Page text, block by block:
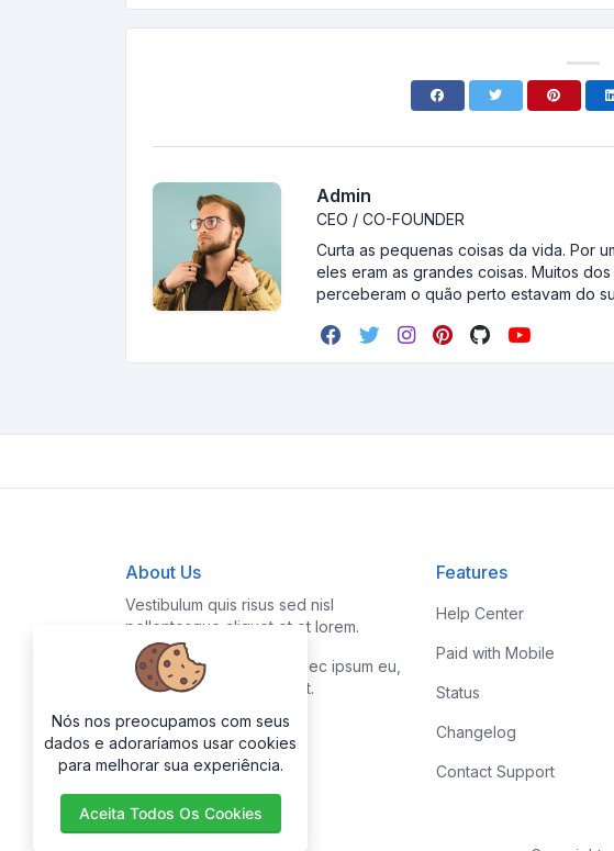
Admin
CEO / CO-FOUNDER
Curta as pequenas coisas da vida. Por
eles eram as grandes coisas. Muitos
perceberam o quão perto estavam do
About Us
Vestibulum quis risus sed nisl
pellentesque aliquet et et lorem.
Fusce nibh nisl, gravida nec ipsum eu,
feugiat condimentum velit.
Features
Help Center
Paid with Mobile
Status
Changelog
Contact Support
Nós nos preocupamos com seus
dados e adoraríamos usar cookies
para melhorar sua experiência.
Aceita Todos Os Cookies